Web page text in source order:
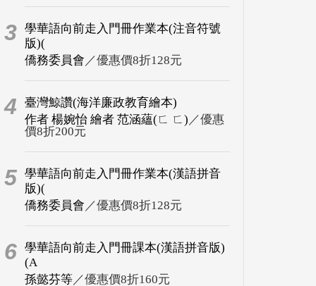
3 學華語向前走入門冊作業本(注音符號
版)(
僑務委員會 ／優惠價8折128元
4
臺灣鯨讚(海洋廉政教育繪本)
作者 楊婉怡 繪者 范涵蘊(ㄈ ㄈ) ／優惠
價8折200元
5 學華語向前走入門冊作業本(漢語拼音
版)(
僑務委員會 ／優惠價8折128元
6 學華語向前走入門冊課本(漢語拼音版)
(A
孫懿芬等／優惠價8折160元